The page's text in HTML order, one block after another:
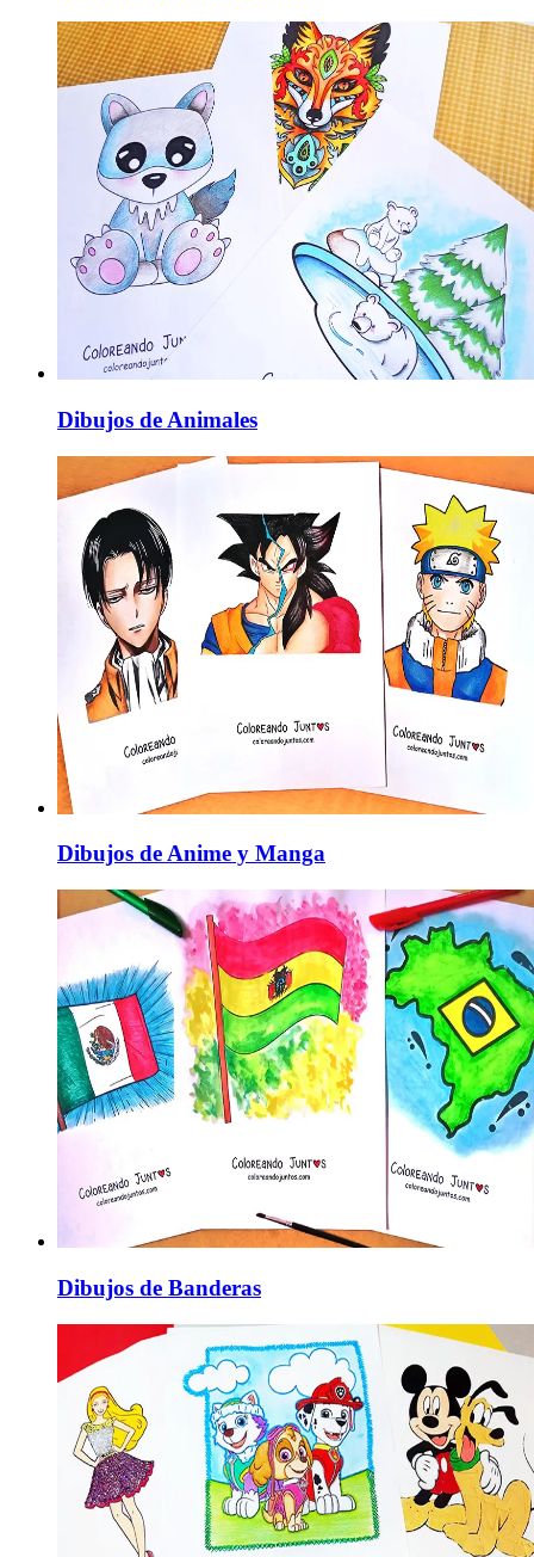
Dibujos de Animales
Dibujos de Anime y Manga
Dibujos de Banderas